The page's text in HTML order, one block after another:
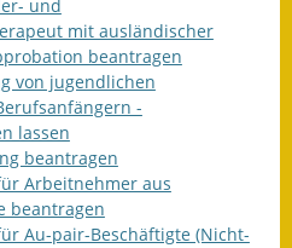
Rückstausicherung von
Gebäuden
Hochwassergefahrenkarte
Gemeindehalle und
Bürgerhaus
Grundschule &
und
mit ausländischer
beantragen
von jugendlichen
-
lassen
beantragen
Arbeitnehmer aus
beantragen
Au-pair-Beschäftigte (Nicht-